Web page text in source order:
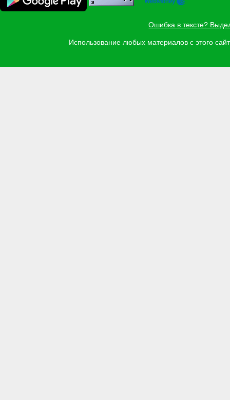
Ошибка в тексте?
Использование любых материалов с этого
Задать вопрос